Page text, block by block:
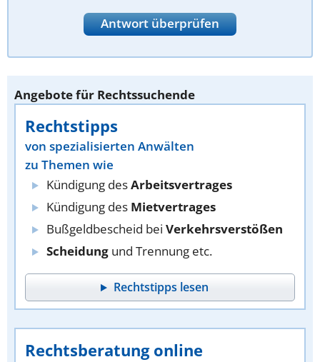
Antwort überprüfen
Angebote für Rechtssuchende
Rechtstipps
von spezialisierten Anwälten
zu Themen wie
Kündigung desArbeitsvertrages
Kündigung des Mietvertrages
Bußgeldbescheid bei Verkehrsverstößen
Scheidung und Trennung etc.
Rechtstipps lesen
Rechtsberatung online